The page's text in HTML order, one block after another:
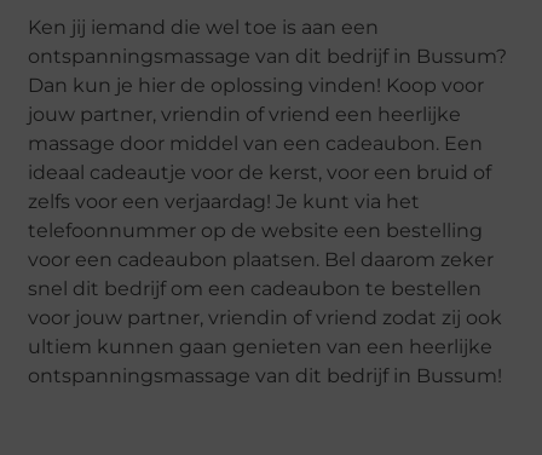
Ken jij iemand die wel toe is aan een
ontspanningsmassage van dit bedrijf in Bussum?
Dan kun je hier de oplossing vinden! Koop voor
jouw partner, vriendin of vriend een heerlijke
massage door middel van een cadeaubon. Een
ideaal cadeautje voor de kerst, voor een bruid of
zelfs voor een verjaardag! Je kunt via het
telefoonnummer op de website een bestelling
voor een cadeaubon plaatsen. Bel daarom zeker
snel dit bedrijf om een cadeaubon te bestellen
voor jouw partner, vriendin of vriend zodat zij ook
ultiem kunnen gaan genieten van een heerlijke
ontspanningsmassage van dit bedrijf in Bussum!